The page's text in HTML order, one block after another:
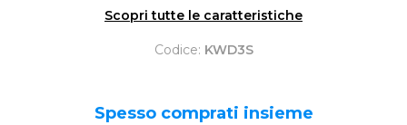
Scopri tutte le caratteristiche
Codice: KWD3S
Spesso comprati insieme